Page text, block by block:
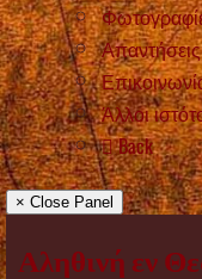
Άλλοι
Back
× Close Panel
Αληθινή εν